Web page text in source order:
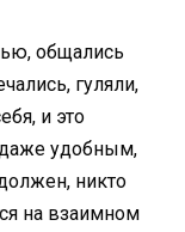
общались
гуляли,
и это
удобным,
никто
на взаимном